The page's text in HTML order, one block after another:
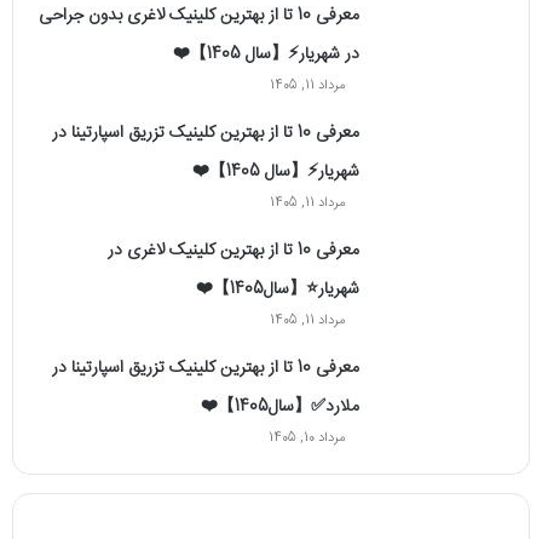
معرفی 10 تا از بهترین کلینیک لاغری بدون جراحی
در شهریار⚡【سال 1405】❤️
مرداد 11, 1405
معرفی 10 تا از بهترین کلینیک تزریق اسپارتینا در
شهریار⚡【سال 1405】❤️
مرداد 11, 1405
معرفی 10 تا از بهترین کلینیک لاغری در
شهریار⭐【سال1405】❤️
مرداد 11, 1405
معرفی 10 تا از بهترین کلینیک تزریق اسپارتینا در
ملارد✅【سال1405】❤️
مرداد 10, 1405